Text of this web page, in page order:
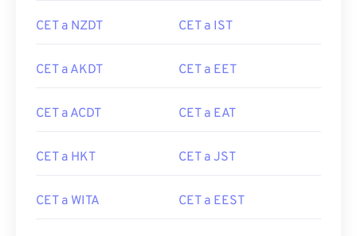
CET a NZDT CET a IST
CET a AKDT CET a EET
CET a ACDT CET a EAT
CET a HKT CET a JST
CET a WITA CET a EEST